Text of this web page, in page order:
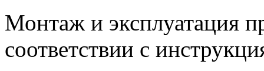
Монтаж и эксплуатация
соответствии с